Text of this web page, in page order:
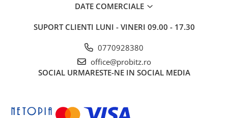
DATE COMERCIALE
SUPORT CLIENTI LUNI - VINERI 09.00 - 17.30
0770928380
office@probitz.ro
SOCIAL URMARESTE-NE IN SOCIAL MEDIA